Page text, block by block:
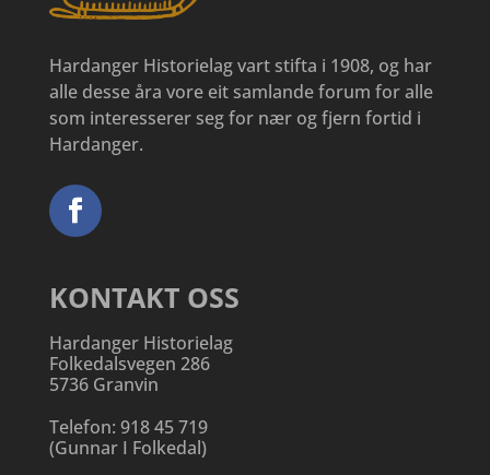
Hardanger Historielag vart stifta i 1908, og har
alle desse åra vore eit samlande forum for alle
som interesserer seg for nær og fjern fortid i
Hardanger.
KONTAKT OSS
Hardanger Historielag
Folkedalsvegen 286
5736 Granvin
Telefon: 918 45 719
(Gunnar I Folkedal)